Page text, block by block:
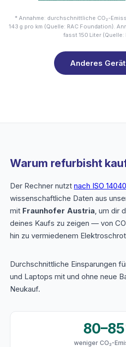
* Annahme: durchschnittliche CO₂-
143 g pro km (Quelle: RAC Foundation).
fasst 150 Liter
Anderes
Warum refurbisht
Der Rechner nutzt nach ISO
wissenschaftliche Daten aus
mit Fraunhofer Austria, um dir
deines Kaufs zu zeigen — von
hin zu vermiedenem
Durchschnittliche Einsparungen
und Laptops mit und ohne neue
Neukauf.
weniger CO₂-